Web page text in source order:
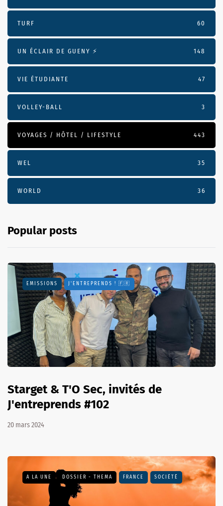
TURF 60
UN ÉCLAIR DE GUENY ⚡️ 148
VIE ÉTUDIANTE 47
VOLLEY-BALL 3
VOYAGES / HÔTEL / LIFESTYLE 443
WEL 35
WORLD 36
Popular posts
EMISSIONS J'ENTREPRENDS ! 🇫🇷
Starget & T'O Sec, invités de
J'entreprends #102
20 mars 2024
A LA UNE DOSSIER - THEMA FRANCE SOCIÉTÉ